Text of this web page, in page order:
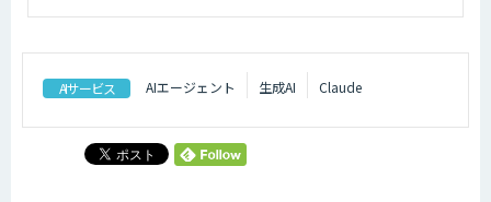
AIサービス AIエージェント 生成AI Claude